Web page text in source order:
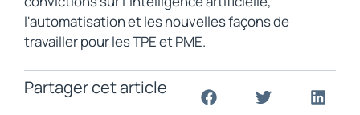
l'automatisation et les nouvelles façons de
travailler pour les TPE et PME.
Partager cet article